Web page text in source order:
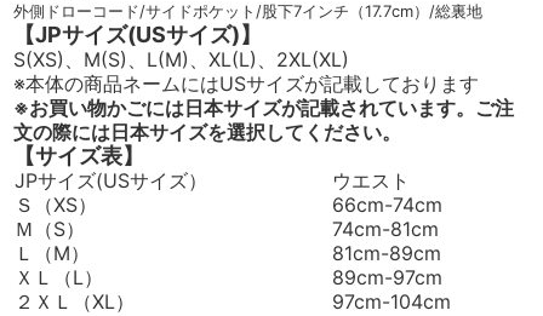
外側ドローコード/サイドポケット/股下7インチ（17.7cm）/総裏地
【JPサイズ(USサイズ)】
S(XS)、M(S)、L(M)、XL(L)、2XL(XL)
※本体の商品ネームにはUSサイズが記載しております
※お買い物かごには日本サイズが記載されています。ご注
文の際には日本サイズを選択してください。
【サイズ表】
JPサイズ(USサイズ）
ウエスト
Ｓ（XS）
66cm-74cm
Ｍ（S）
74cm-81cm
Ｌ（M）
81cm-89cm
ＸＬ（L）
89cm-97cm
２ＸＬ（XL）
97cm-104cm